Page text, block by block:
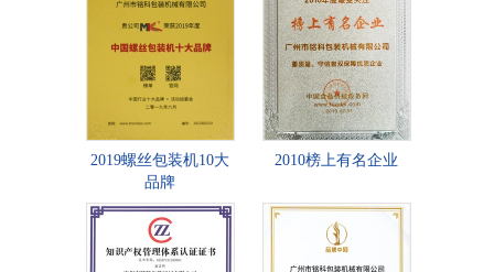
2019螺丝包装机10大
品牌
2010榜上有名企业